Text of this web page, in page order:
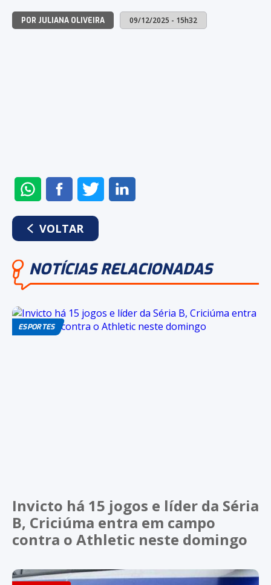
POR JULIANA OLIVEIRA 09/12/2025 - 15h32
ENVIAR
NO
WHATSAPP
COMPARTILHAR
NO
FACEBOOK
COMPARTILHAR
NO
VOLTAR
NOTÍCIAS RELACIONADAS
ESPORTES
Invicto há 15 jogos e líder da Séria
B, Criciúma entra em campo
contra o Athletic neste domingo